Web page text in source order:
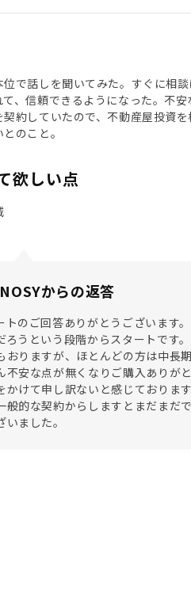
位で話しを聞いてみた。すぐに相
て、信頼できるようになった。不
契約していたので、不動産屋投資
のこと。
欲しい点
からの返答
トのご回答ありがとうございます
ろうという段階からスタートです
おりますが、ほとんどの方は中長
不安な点が無くなりご購入ありが
かけて申し訳ないと感じておりま
般的な契約からしますとまだまだ
いました。